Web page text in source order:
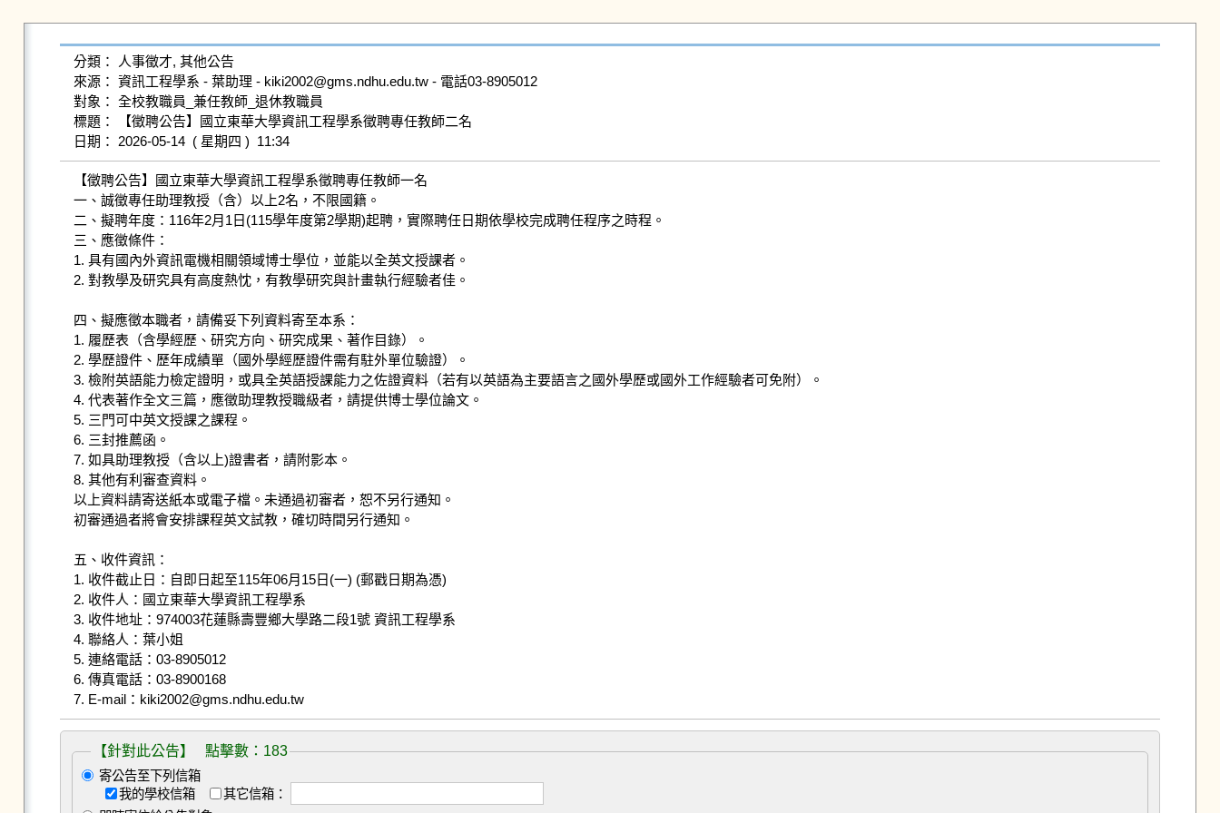
分類： 人事徵才, 其他公告
來源： 資訊工程學系 - 葉助理 - kiki2002@gms.ndhu.edu.tw - 電話03-8905012
對象： 全校教職員_兼任教師_退休教職員
標題： 【徵聘公告】國立東華大學資訊工程學系徵聘專任教師二名
日期： 2026-05-14  ( 星期四 )  11:34
【徵聘公告】國立東華大學資訊工程學系徵聘專任教師一名
一、誠徵專任助理教授（含）以上2名，不限國籍。
二、擬聘年度：116年2月1日(115學年度第2學期)起聘，實際聘任日期依學校完成聘任程序之時程。
三、應徵條件：
1. 具有國內外資訊電機相關領域博士學位，並能以全英文授課者。
2. 對教學及研究具有高度熱忱，有教學研究與計畫執行經驗者佳。
四、擬應徵本職者，請備妥下列資料寄至本系：
1. 履歷表（含學經歷、研究方向、研究成果、著作目錄）。
2. 學歷證件、歷年成績單（國外學經歷證件需有駐外單位驗證）。
3. 檢附英語能力檢定證明，或具全英語授課能力之佐證資料（若有以英語為主要語言之國外學歷或國外工作經驗者可免附）。
4. 代表著作全文三篇，應徵助理教授職級者，請提供博士學位論文。
5. 三門可中英文授課之課程。
6. 三封推薦函。
7. 如具助理教授（含以上)證書者，請附影本。
8. 其他有利審查資料。
以上資料請寄送紙本或電子檔。未通過初審者，恕不另行通知。
初審通過者將會安排課程英文試教，確切時間另行通知。
五、收件資訊：
1. 收件截止日：自即日起至115年06月15日(一) (郵戳日期為憑)
2. 收件人：國立東華大學資訊工程學系
3. 收件地址：974003花蓮縣壽豐鄉大學路二段1號 資訊工程學系
4. 聯絡人：葉小姐
5. 連絡電話：03-8905012
6. 傳真電話：03-8900168
7. E-mail：kiki2002@gms.ndhu.edu.tw
【針對此公告】 點擊數：183
寄公告至下列信箱
我的學校信箱
其它信箱：